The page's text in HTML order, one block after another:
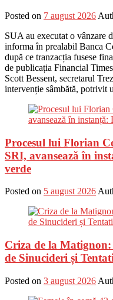
Posted on 7 august 2026
SUA au executat o vânzare
informa în prealabil Banca
după ce tranzacția fusese
de publicația Financial
Scott Bessent, secretarul
intervenție sâmbătă,
Procesul lui Florian
SRI, avansează în
verde
Posted on 5 august 2026
Criza de la Matignon:
de Sinucideri și
Posted on 3 august 2026